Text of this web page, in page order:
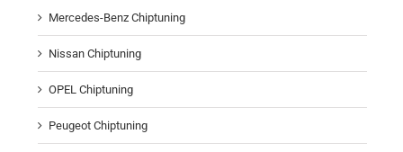
Mercedes-Benz Chiptuning
Nissan Chiptuning
OPEL Chiptuning
Peugeot Chiptuning